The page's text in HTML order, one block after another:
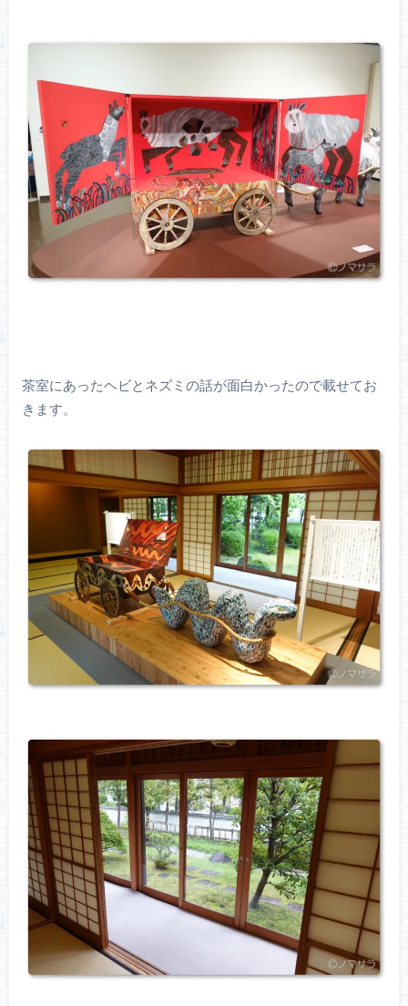
茶室にあったヘビとネズミの話が面白かったので載せてお
きます。